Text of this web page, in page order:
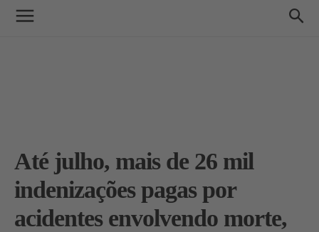
Até julho, mais de 26 mil
indenizações pagas por
acidentes envolvendo morte,